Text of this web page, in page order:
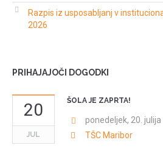
Razpis iz usposabljanj v
2026
PRIHAJAJOČI DOGODKI
20
JUL
ŠOLA JE ZAPRTA!
ponedeljek, 20. julija
TŠC Maribor